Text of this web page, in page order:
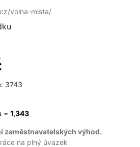
volna-mista/
3743
= 1,343
zaměstnavatelských výhod.
na plný úvazek